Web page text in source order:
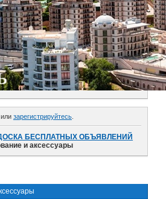
или зарегистрируйтесь
БЕСПЛАТНЫХ ОБЪЯВЛЕНИЙ
и аксессуары